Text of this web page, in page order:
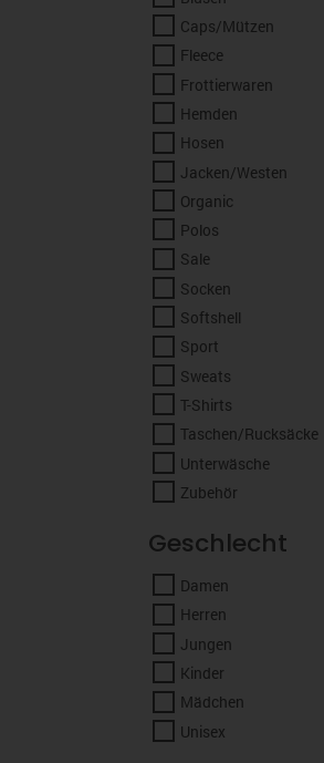
Caps/Mützen
Fleece
Frottierwaren
Hemden
Hosen
Jacken/Westen
Organic
Polos
Sale
Socken
Softshell
Sport
Sweats
T-Shirts
Taschen/Rucksäcke
Unterwäsche
Zubehör
Geschlecht
Damen
Herren
Jungen
Kinder
Mädchen
Unisex